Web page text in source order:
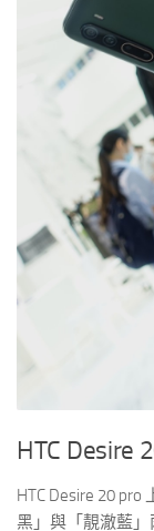
HTC Desire
HTC Desire 20 pro
黑」與「靚澈藍